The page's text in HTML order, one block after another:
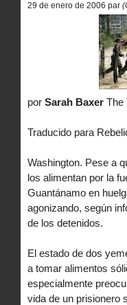
29 de enero de 2006 par
por Sarah Baxer The
Traducido para
Washington. Pese a
los alimentan por la
Guantánamo en
agonizando, según
de los detenidos.
El estado de dos
a tomar alimentos
especialmente
vida de un prisionero